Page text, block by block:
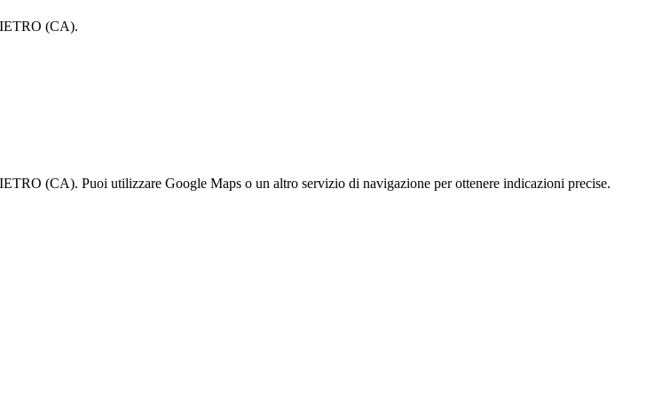
(CA).
(CA). Puoi utilizzare Google Maps o un altro servizio di navigazione per ottenere indicazioni precise.